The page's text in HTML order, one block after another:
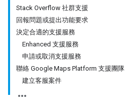
Stack Overflow 社群支援
回報問題或提出功能要求
決定合適的支援服務
Enhanced 支援服務
申請或取消支援服務
聯絡 Google Maps Platform 支援團隊
建立客服案件